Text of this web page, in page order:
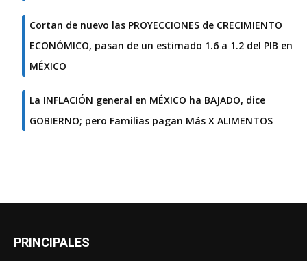
Cortan de nuevo las PROYECCIONES de CRECIMIENTO
ECONÓMICO, pasan de un estimado 1.6 a 1.2 del PIB en
MÉXICO
La INFLACIÓN general en MÉXICO ha BAJADO, dice
GOBIERNO; pero Familias pagan Más X ALIMENTOS
PRINCIPALES